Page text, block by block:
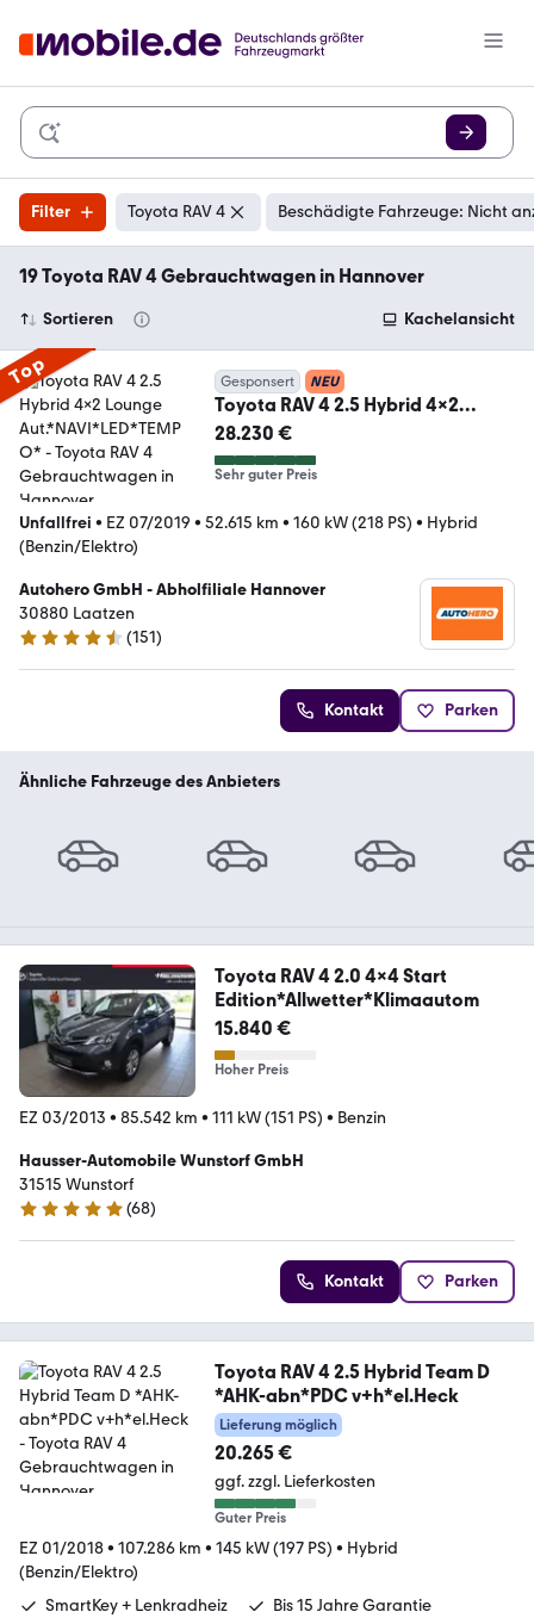
Filter Toyota RAV 4 Beschädigte Fahrzeuge: Nicht
19 Toyota RAV 4 Gebrauchtwagen in Hannover
Sortieren Kachelansicht
Top Gesponsert NEU
Toyota RAV 4 2.5 Hybrid 4x2
Lounge Aut.*NAVI*LED*TEMPO*
28.230 €
Sehr guter Preis
Unfallfrei • EZ 07/2019 • 52.615 km • 160 kW (218 PS) • Hybrid
(Benzin/Elektro)
Autohero GmbH - Abholfiliale Hannover
30880 Laatzen
4.7 Sterne
(151)
Kontakt Parken
Ähnliche Fahrzeuge des Anbieters
Toyota RAV 4 2.0 4x4 Start
Edition*Allwetter*Klimaautom
15.840 €
Hoher Preis
EZ 03/2013 • 85.542 km • 111 kW (151 PS) • Benzin
Hausser-Automobile Wunstorf GmbH
31515 Wunstorf
4.9 Sterne
(68)
Kontakt Parken
Toyota RAV 4 2.5 Hybrid Team D
*AHK-abn*PDC v+h*el.Heck
Lieferung möglich
20.265 €
ggf. zzgl. Lieferkosten
Guter Preis
EZ 01/2018• 107.286 km • 145 kW (197 PS) • Hybrid
(Benzin/Elektro)
SmartKey + Lenkradheiz
Bis 15 Jahre Garantie